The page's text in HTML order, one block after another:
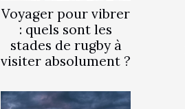
Voyager pour vibrer
: quels sont les
stades de rugby à
visiter absolument ?